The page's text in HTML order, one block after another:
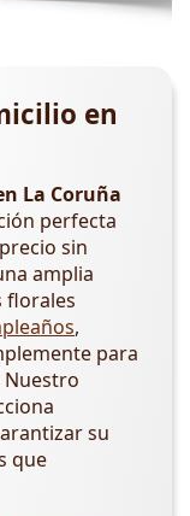
en
La Coruña
perfecta
sin
amplia
florales
,
para
Nuestro
su
que